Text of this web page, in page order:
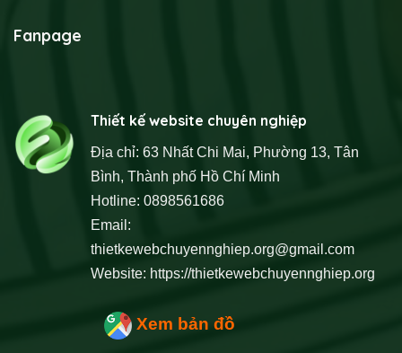
Fanpage
Thiết kế website chuyên nghiệp
Địa chỉ: 63 Nhất Chi Mai, Phường 13, Tân
Bình, Thành phố Hồ Chí Minh
Hotline: 0898561686
Email:
thietkewebchuyennghiep.org@gmail.com
Website: https://thietkewebchuyennghiep.org
Xem bản đồ